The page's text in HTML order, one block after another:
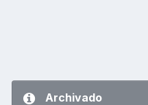
Archivado